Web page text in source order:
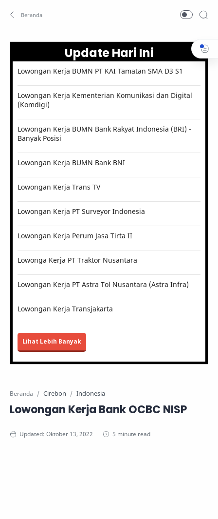
Update Hari Ini
Lowongan Kerja BUMN PT KAI Tamatan SMA D3 S1
Lowongan Kerja Kementerian Komunikasi dan Digital
(Komdigi)
Lowongan Kerja BUMN Bank Rakyat Indonesia (BRI) -
Banyak Posisi
Lowongan Kerja BUMN Bank BNI
Lowongan Kerja Trans TV
Lowongan Kerja PT Surveyor Indonesia
Lowongan Kerja Perum Jasa Tirta II
Lowonga Kerja PT Traktor Nusantara
Lowongan Kerja PT Astra Tol Nusantara (Astra Infra)
Lowongan Kerja Transjakarta
Lihat Lebih Banyak
Beranda Cirebon Indonesia
Lowongan Kerja Bank OCBC NISP
5 minute read